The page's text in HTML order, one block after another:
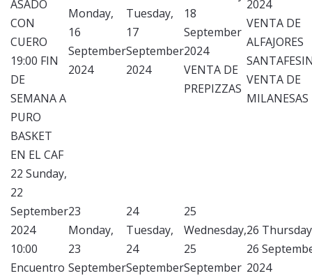
ASADO
CON
CUERO
19:00 FIN
DE
SEMANA A
PURO
BASKET
EN EL CAF
Monday,
16
September
2024
Tuesday,
17
September
2024
18
September
2024
VENTA DE
PREPIZZAS
2024
VENTA DE
ALFAJORES
VENTA DE
MILANESAS
22 Sunday,
22
September
2024
10:00
Encuentro
23
Monday,
23
September
24
Tuesday,
24
September
25
Wednesday,
25
September
26
26
2024